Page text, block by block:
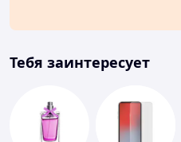
Тебя заинтересует